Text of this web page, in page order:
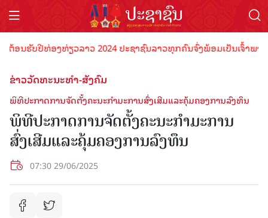
ບປີທ່ອງທ່ຽວລາວ 2024 ປະຊາຊົນລາວທຸກຄົນຈົ່ງພ້ອມເປັນເຈົ້າພາບທີ່
ຂ່າວວັດທະນະທຳ-ສັງຄົມ
ພິທີປະກາດການຈັດຕັ້ງຄະນະກຳມະການສົ່ງເສີມແລະຄຸ້ມຄອງການລົງທຶນ
ພິທີປະກາດການຈັດຕັ້ງຄະນະກຳມະການ
ສົ່ງເສີມແລະຄຸ້ມຄອງການລົງທຶນ
07:30 29/06/2025